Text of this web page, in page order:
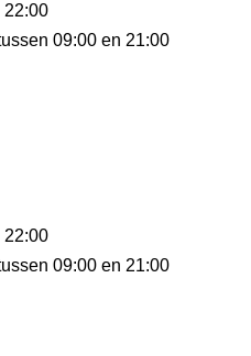
22:00
09:00 en 21:00
22:00
09:00 en 21:00